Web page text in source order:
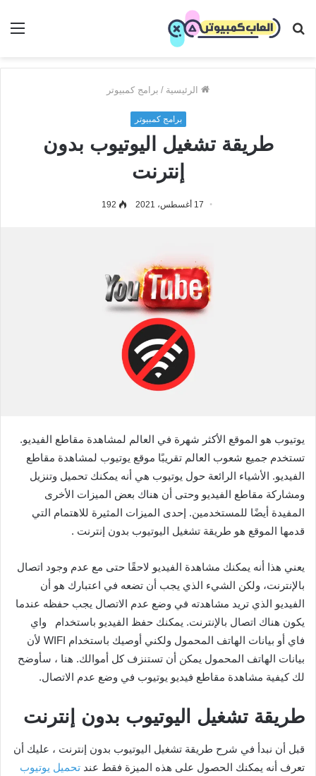
بحث
الرئيسية / برامج كمبيوتر
برامج كمبيوتر
طريقة تشغيل اليوتيوب بدون
إنترنت
17 أغسطس، 2021 192
يوتيوب هو الموقع الأكثر شهرة في العالم لمشاهدة مقاطع الفيديو.
تستخدم جميع شعوب العالم تقريبًا موقع يوتيوب لمشاهدة مقاطع
الفيديو. الأشياء الرائعة حول يوتيوب هي أنه يمكنك تحميل وتنزيل
ومشاركة مقاطع الفيديو وحتى أن هناك بعض الميزات الأخرى
المفيدة أيضًا للمستخدمين. إحدى الميزات المثيرة للاهتمام التي
قدمها الموقع هو طريقة تشغيل اليوتيوب بدون إنترنت .
يعني هذا أنه يمكنك مشاهدة الفيديو لاحقًا حتى مع عدم وجود اتصال
بالإنترنت، ولكن الشيء الذي يجب أن تضعه في اعتبارك هو أن
الفيديو الذي تريد مشاهدته في وضع عدم الاتصال يجب حفظه عندما
يكون هناك اتصال بالإنترنت. يمكنك حفظ الفيديو باستخدام واي
فاي أو بيانات الهاتف المحمول ولكني أوصيك باستخدام WIFI لأن
بيانات الهاتف المحمول يمكن أن تستنزف كل أموالك. هنا ، سأوضح
لك كيفية مشاهدة مقاطع فيديو يوتيوب في وضع عدم الاتصال.
طريقة تشغيل اليوتيوب بدون إنترنت
قبل أن نبدأ في شرح طريقة تشغيل اليوتيوب بدون إنترنت ، عليك أن
تعرف أنه يمكنك الحصول على هذه الميزة فقط عند تحميل يوتيوب